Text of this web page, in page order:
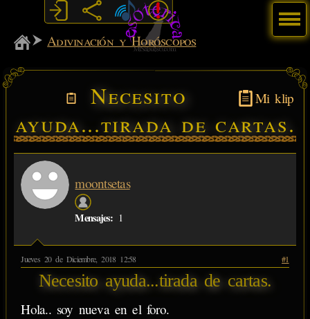
MiSabueso
Adivinación y Horóscopos
Mi klip
Necesito
ayuda...tirada de cartas.
moontsetas
Mensajes: 1
Jueves 20 de Diciembre, 2018 12:58 #1
Necesito ayuda...tirada de cartas.
Hola.. soy nueva en el foro.
Menú